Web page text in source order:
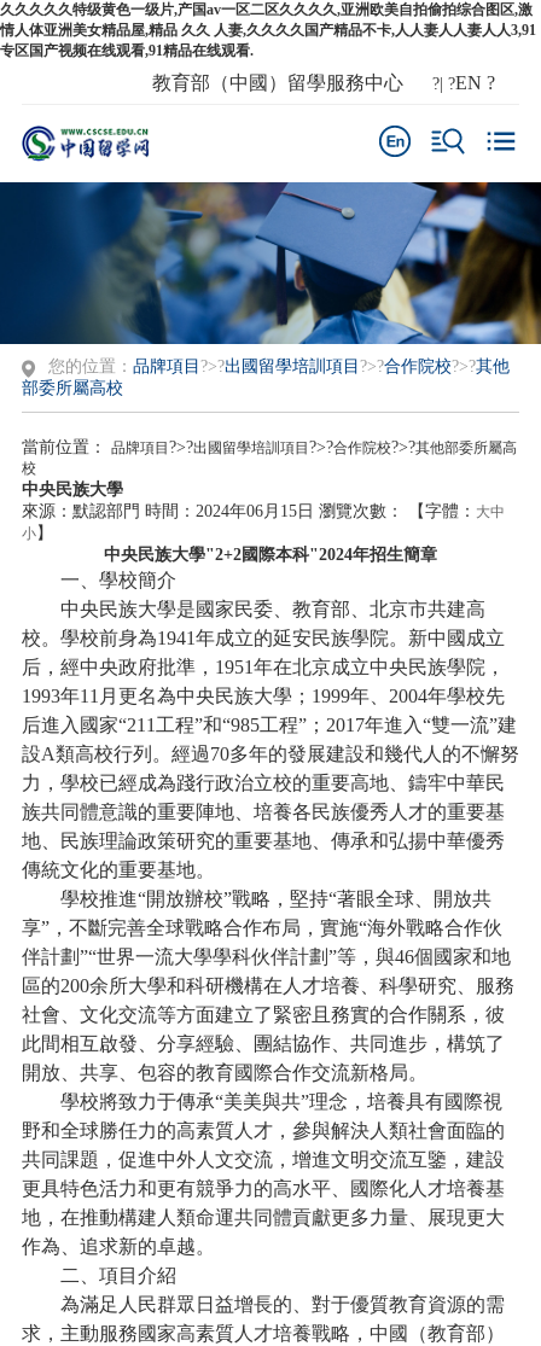
久久久久久特级黄色一级片,产国av一区二区久久久久,亚洲欧美自拍偷拍综合图区,激
情人体亚洲美女精品屋,精品 久久 人妻,久久久久国产精品不卡,人人妻人人妻人人3,91
专区国产视频在线观看,91精品在线观看.
教育部（中國）留學服務中心 ?| ?EN?
您的位置： 品牌項目 ?>?出國留學培訓項目 ?>?合作院校?>?其他
部委所屬高校
當前位置： 品牌項目 ?>?出國留學培訓項目 ?>?合作院校?>?其他部委所屬高
校
中央民族大學
來源：默認部門 時間：2024年06月15日 瀏覽次數： 【字體： 大中
小】
中央民族大學"2+2國際本科"2024年招生簡章
一、學校簡介
中央民族大學是國家民委、教育部、北京市共建高
校。學校前身為1941年成立的延安民族學院。新中國成立
后，經中央政府批準，1951年在北京成立中央民族學院，
1993年11月更名為中央民族大學；1999年、2004年學校先
后進入國家“211工程”和“985工程”；2017年進入“雙一流”建
設A類高校行列。經過70多年的發展建設和幾代人的不懈努
力，學校已經成為踐行政治立校的重要高地、鑄牢中華民
族共同體意識的重要陣地、培養各民族優秀人才的重要基
地、民族理論政策研究的重要基地、傳承和弘揚中華優秀
傳統文化的重要基地。
學校推進“開放辦校”戰略，堅持“著眼全球、開放共
享”，不斷完善全球戰略合作布局，實施“海外戰略合作伙
伴計劃”“世界一流大學學科伙伴計劃”等，與46個國家和地
區的200余所大學和科研機構在人才培養、科學研究、服務
社會、文化交流等方面建立了緊密且務實的合作關系，彼
此間相互啟發、分享經驗、團結協作、共同進步，構筑了
開放、共享、包容的教育國際合作交流新格局。
學校將致力于傳承“美美與共”理念，培養具有國際視
野和全球勝任力的高素質人才，參與解決人類社會面臨的
共同課題，促進中外人文交流，增進文明交流互鑒，建設
更具特色活力和更有競爭力的高水平、國際化人才培養基
地，在推動構建人類命運共同體貢獻更多力量、展現更大
作為、追求新的卓越。
二、項目介紹
為滿足人民群眾日益增長的、對于優質教育資源的需
求，主動服務國家高素質人才培養戰略，中國（教育部）